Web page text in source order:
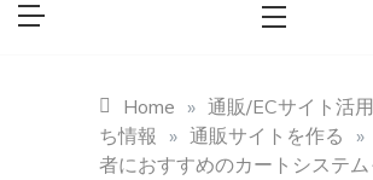
重ブログ
Home » 通販/ECサイト活
ち情報
» 通販サイトを作る »
者におすすめのカートシステム